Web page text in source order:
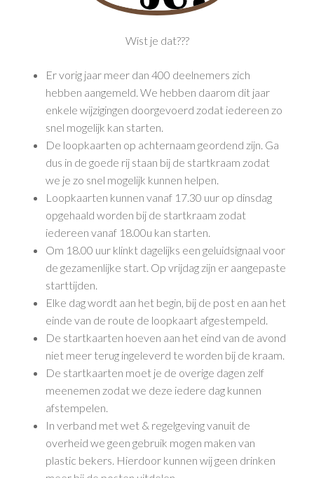
Wist je dat???
Er vorig jaar meer dan 400 deelnemers zich
hebben aangemeld. We hebben daarom dit jaar
enkele wijzigingen doorgevoerd zodat iedereen zo
snel mogelijk kan starten.
De loopkaarten op achternaam geordend zijn. Ga
dus in de goede rij staan bij de startkraam zodat
we je zo snel mogelijk kunnen helpen.
Loopkaarten kunnen vanaf 17.30 uur op dinsdag
opgehaald worden bij de startkraam zodat
iedereen vanaf 18.00u kan starten.
Om 18.00 uur klinkt dagelijks een geluidsignaal voor
de gezamenlijke start. Op vrijdag zijn er aangepaste
starttijden.
Elke dag wordt aan het begin, bij de post en aan het
einde van de route de loopkaart afgestempeld.
De startkaarten hoeven aan het eind van de avond
niet meer terug ingeleverd te worden bij de kraam.
De startkaarten moet je de overige dagen zelf
meenemen zodat we deze iedere dag kunnen
afstempelen.
In verband met wet & regelgeving vanuit de
overheid we geen gebruik mogen maken van
plastic bekers. Hierdoor kunnen wij geen drinken